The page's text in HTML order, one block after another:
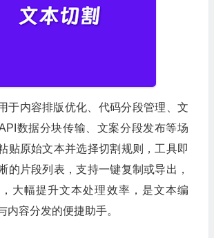
于内容排版优化、代码分段管理、文
数据分块传输、文案分段发布等场
贴原始文本并选择切割规则，工具即
的片段列表，支持一键复制或导出，
大幅提升文本处理效率，是文本编
内容分发的便捷助手。